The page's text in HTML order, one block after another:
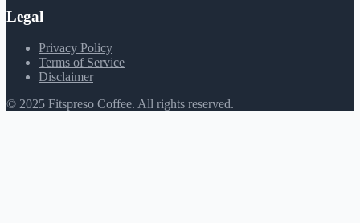
Legal
Privacy Policy
Terms of Service
Disclaimer
© 2025 Fitspreso Coffee. All rights reserved.